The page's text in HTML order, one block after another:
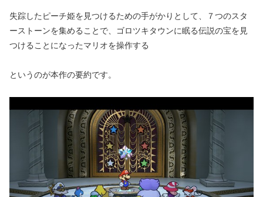
失踪したピーチ姫を見つけるための手がかりとして、７つのスタ
ーストーンを集めることで、ゴロツキタウンに眠る伝説の宝を見
つけることになったマリオを操作する
というのが本作の要約です。